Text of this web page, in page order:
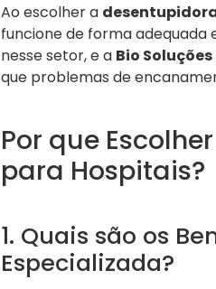
Ao escolher a
funcione de forma adequada
nesse setor, e a Bio Soluções
que problemas de
Por que
para Hospitais?
1. Quais são os
Especializada?